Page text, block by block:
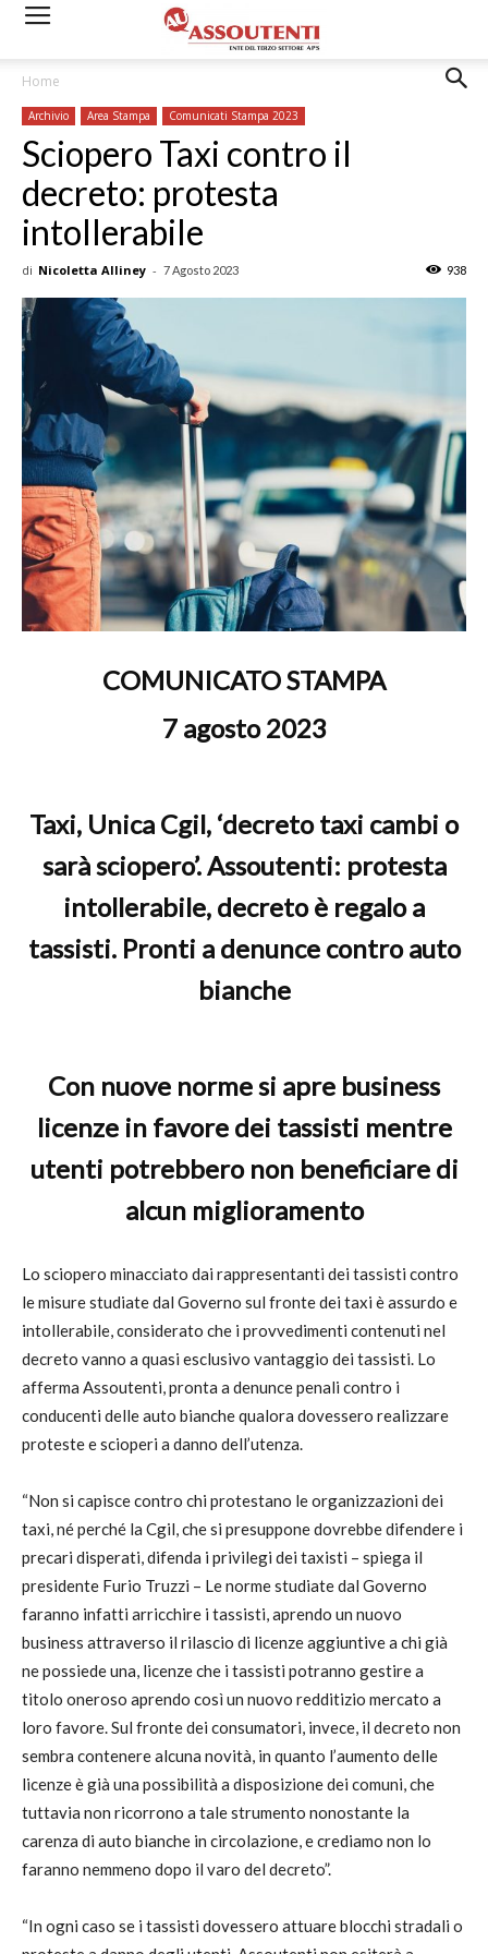
Home
Archivio Area Stampa Comunicati Stampa 2023
Sciopero Taxi contro il
decreto: protesta
intollerabile
di Nicoletta Alliney - 7 Agosto 2023 938
COMUNICATO STAMPA
7 agosto 2023
Taxi, Unica Cgil, ‘decreto taxi cambi o
sarà sciopero’. Assoutenti: protesta
intollerabile, decreto è regalo a
tassisti. Pronti a denunce contro auto
bianche
Con nuove norme si apre business
licenze in favore dei tassisti mentre
utenti potrebbero non beneficiare di
alcun miglioramento
Lo sciopero minacciato dai rappresentanti dei tassisti contro
le misure studiate dal Governo sul fronte dei taxi è assurdo e
intollerabile, considerato che i provvedimenti contenuti nel
decreto vanno a quasi esclusivo vantaggio dei tassisti. Lo
afferma Assoutenti, pronta a denunce penali contro i
conducenti delle auto bianche qualora dovessero realizzare
proteste e scioperi a danno dell’utenza.
“Non si capisce contro chi protestano le organizzazioni dei
taxi, né perché la Cgil, che si presuppone dovrebbe difendere i
precari disperati, difenda i privilegi dei taxisti – spiega il
presidente Furio Truzzi – Le norme studiate dal Governo
faranno infatti arricchire i tassisti, aprendo un nuovo
business attraverso il rilascio di licenze aggiuntive a chi già
ne possiede una, licenze che i tassisti potranno gestire a
titolo oneroso aprendo così un nuovo redditizio mercato a
loro favore. Sul fronte dei consumatori, invece, il decreto non
sembra contenere alcuna novità, in quanto l’aumento delle
licenze è già una possibilità a disposizione dei comuni, che
tuttavia non ricorrono a tale strumento nonostante la
carenza di auto bianche in circolazione, e crediamo non lo
faranno nemmeno dopo il varo del decreto”.
“In ogni caso se i tassisti dovessero attuare blocchi stradali o